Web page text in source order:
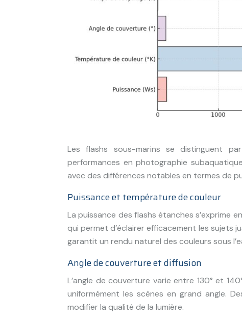
Les flashs sous-marins se distinguent
performances en photographie
avec des différences notables en termes de
Puissance et température de couleur
La puissance des flashs étanches s’exprime
qui permet d’éclairer efficacement les sujets
garantit un rendu naturel des couleurs sous
Angle de couverture et diffusion
L’angle de couverture varie entre 130° et
uniformément les scènes en grand angle.
modifier la qualité de la lumière.